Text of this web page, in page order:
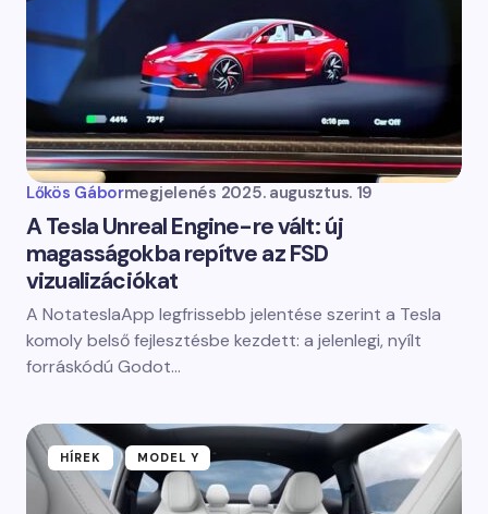
Lőkös Gábormegjelenés 2025. augusztus. 19
A Tesla Unreal Engine-re vált: új
magasságokba repítve az FSD
vizualizációkat
A NotateslaApp legfrissebb jelentése szerint a Tesla
komoly belső fejlesztésbe kezdett: a jelenlegi, nyílt
forráskódú Godot…
HÍREK MODEL Y